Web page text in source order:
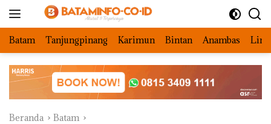
Batam Tanjungpinang Karimun Bintan Anambas
Beranda Batam